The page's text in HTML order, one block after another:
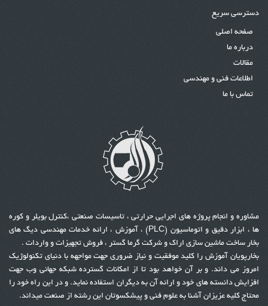
دسترسی سریع
صفحه اصلی
درباره ما
مقالات
اطلاعات فنی و مهندسی
تماس با ما
مشاوره و انجام پروژه های اجرایی حرارتی ، تاسیسات صنعتی ،کنترل بویلر و کوره
ها ، ابزار دقیق و اتوماسیون (PLC) ، آموزش ، ارائه خدمات مهندسی دیگ های
بخار ساخت ماشین سازی اراک و شرکت گرما گستر ، فروش تجهیزات و واردات .
بخارپویان آموزش را کلید موفقیت و نیاز ضروری جهت مواجهه با دنیای تکنولوژیک
امروز می داند. و بر آن خواهد بود تا از امکانات گسترده شبکه جهانی وب جهت
افزایش دانسته های خود و ارائه آن به دیگران استفاده نماید. و در این راه خود را
محتاج کلیه عزیزان آشنا به علوم فنی و پیشکسوتان این رشته از صنعت میداند.